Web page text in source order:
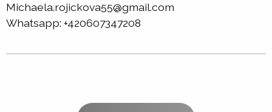
Michaela.rojickova55@gmail.com
Whatsapp: +420607347208